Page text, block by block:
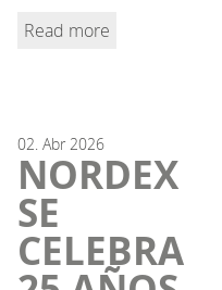
Read more
02. Abr 2026
NORDEX
SE
CELEBRA